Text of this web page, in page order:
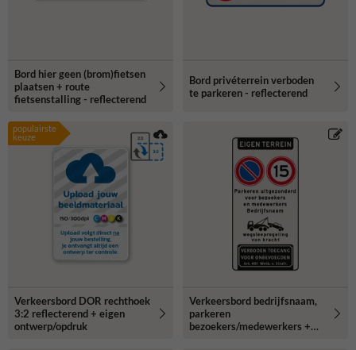
Bord hier geen (brom)fietsen
plaatsen + route
fietsenstalling - reflecterend
Bord privéterrein verboden
te parkeren - reflecterend
populairste
keuze
Verkeersbord DOR rechthoek
3:2 reflecterend + eigen
ontwerp/opdruk
Verkeersbord bedrijfsnaam,
parkeren
bezoekers/medewerkers +